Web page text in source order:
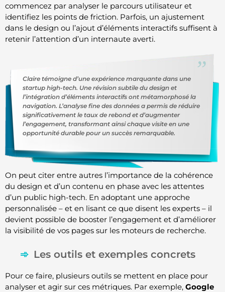
commencez par analyser le parcours utilisateur et
identifiez les points de friction. Parfois, un ajustement
dans le design ou l’ajout d’éléments interactifs suffisent à
retenir l’attention d’un internaute averti.
Claire témoigne d’une expérience marquante dans une
startup high-tech. Une révision subtile du design et
l’intégration d’éléments interactifs ont métamorphosé la
navigation. L’analyse fine des données a permis de réduire
significativement le taux de rebond et d’augmenter
l’engagement, transformant ainsi chaque visite en une
opportunité durable pour un succès remarquable.
On peut citer entre autres l’importance de la cohérence
du design et d’un contenu en phase avec les attentes
d’un public high-tech. En adoptant une approche
personnalisée – et en lisant ce que disent les experts – il
devient possible de booster l’engagement et d’améliorer
la visibilité de vos pages sur les moteurs de recherche.
Les outils et exemples concrets
Pour ce faire, plusieurs outils se mettent en place pour
analyser et agir sur ces métriques. Par exemple, Google